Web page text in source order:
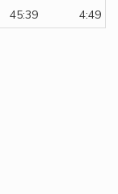
45:39 4:49